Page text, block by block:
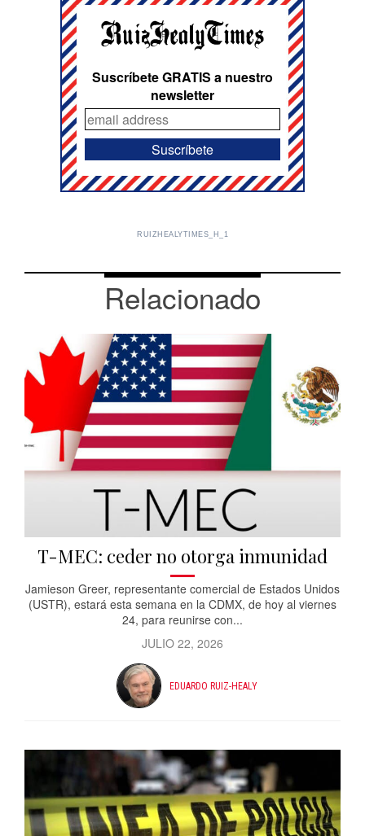
Suscríbete GRATIS a nuestro
newsletter
RUIZHEALYTIMES_H_1
Relacionado
T-MEC: ceder no otorga inmunidad
Jamieson Greer, representante comercial de Estados Unidos
(USTR), estará esta semana en la CDMX, de hoy al viernes
24, para reunirse con...
JULIO 22, 2026
EDUARDO RUIZ-HEALY